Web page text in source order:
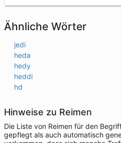
Ähnliche Wörter
jedi
heda
hedy
heddi
hd
Hinweise zu Reimen
Die Liste von Reimen für den
gepflegt als auch automatisch